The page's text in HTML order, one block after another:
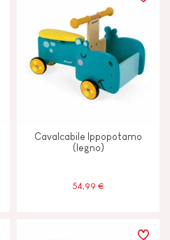
Cavalcabile Ippopotamo
(legno)
54,99 €